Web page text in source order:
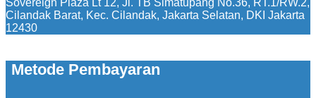
Sovereign Plaza Lt 12, Jl. TB Simatupang No.36, RT.1/RW.2,
Cilandak Barat, Kec. Cilandak, Jakarta Selatan, DKI Jakarta
12430
Metode Pembayaran